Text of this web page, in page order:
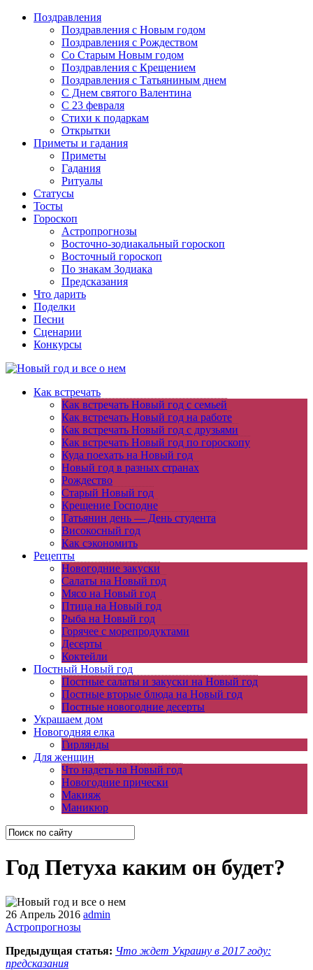
Поздравления
Поздравления с Новым годом
Поздравления с Рождеством
Со Старым Новым годом
Поздравления с Крещением
Поздравления с Татьяниным днем
С Днем святого Валентина
C 23 февраля
Стихи к подаркам
Открытки
Приметы и гадания
Приметы
Гадания
Ритуалы
Статусы
Тосты
Гороскоп
Астропрогнозы
Восточно-зодиакальный гороскоп
Восточный гороскоп
По знакам Зодиака
Предсказания
Что дарить
Поделки
Песни
Сценарии
Конкурсы
Как встречать
Как встречать Новый год с семьей
Как встречать Новый год на работе
Как встречать Новый год с друзьями
Как встречать Новый год по гороскопу
Куда поехать на Новый год
Новый год в разных странах
Рождество
Старый Новый год
Крещение Господне
Татьянин день — День студента
Високосный год
Как сэкономить
Рецепты
Новогодние закуски
Салаты на Новый год
Мясо на Новый год
Птица на Новый год
Рыба на Новый год
Горячее с морепродуктами
Десерты
Коктейли
Постный Новый год
Постные салаты и закуски на Новый год
Постные вторые блюда на Новый год
Постные новогодние десерты
Украшаем дом
Новогодняя елка
Гирлянды
Для женщин
Что надеть на Новый год
Новогодние прически
Макияж
Маникюр
Год Петуха каким он будет?
26 Апрель 2016 admin
Астропрогнозы
Предыдущая статья: Что ждет Украину в 2017 году:
предсказания